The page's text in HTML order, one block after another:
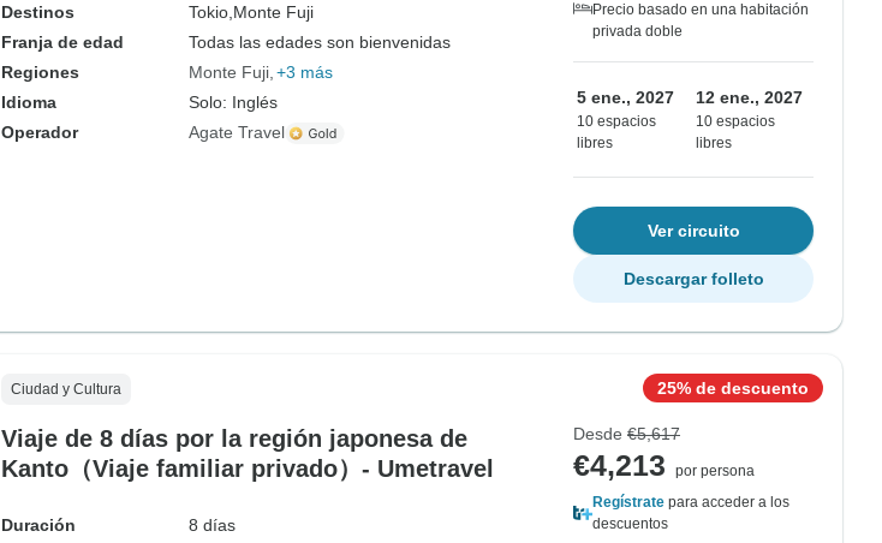
Destinos
Tokio, Monte Fuji
Franja de edad
Todas las edades son bienvenidas
Regiones
Monte Fuji +3 más
Idioma
Solo: Inglés
Operador
Agate Travel
Precio basado en una habitación
privada doble
5 ene., 2027
10 espacios
libres
12 ene., 2027
10 espacios
libres
Ver circuito
Descargar folleto
Ciudad y Cultura
Viaje de 8 días por la región japonesa de
Kanto（Viaje familiar privado）- Umetravel
Duración
8 días
25% de descuento
Desde €5,617
€4,213
por persona
Regístrate para acceder a los
descuentos